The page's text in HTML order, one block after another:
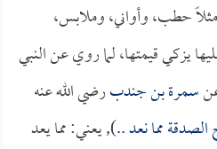
حطب، وأواني، وملابس،
يزكي قيمتها، لما روي عن النبي
سمرة بن جندبرضي الله عنه
مما نعد ..), يعني: مما يعد